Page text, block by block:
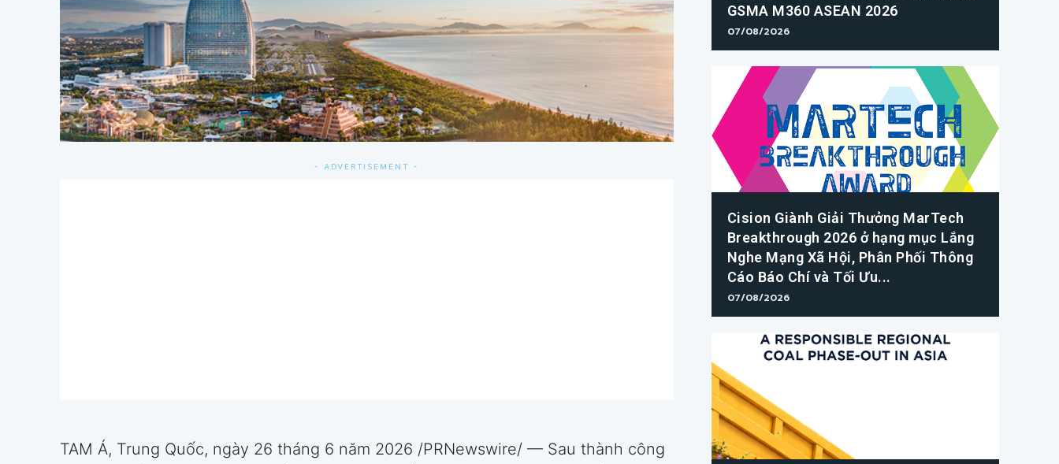
- ADVERTISEMENT -
TAM Á, Trung Quốc, ngày 26 tháng 6 năm 2026 /PRNewswire/ — Sau thành công
GSMA M360 ASEAN 2026
07/08/2026
Cision Giành Giải Thưởng MarTech
Breakthrough 2026 ở hạng mục Lắng
Nghe Mạng Xã Hội, Phân Phối Thông
Cáo Báo Chí và Tối Ưu...
07/08/2026